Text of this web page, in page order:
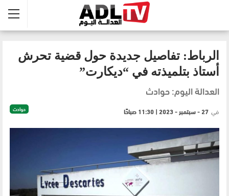
الرباط: تفاصيل جديدة حول قضية تحرش
أستاذ بتلميذته في “ديكارت”
العدالة اليوم: حوادث
حوادث في 27 - سبتمبر - 2023 | 11:30 صباحًا